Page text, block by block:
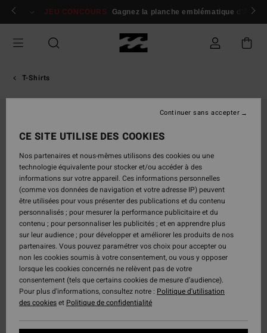
Passer
Se connecter / s'inscrire
JEU CONCOURS Gagnez la planche emblématique d'Andy
T-Shirts
CE SITE UTILISE DES COOKIES
Nos partenaires et nous-mêmes utilisons des cookies ou une
technologie équivalente pour stocker et/ou accéder à des
informations sur votre appareil. Ces informations personnelles
(comme vos données de navigation et votre adresse IP) peuvent
être utilisées pour vous présenter des publications et du contenu
personnalisés ; pour mesurer la performance publicitaire et du
contenu ; pour personnaliser les publicités ; et en apprendre plus
sur leur audience ; pour développer et améliorer les produits de nos
partenaires. Vous pouvez paramétrer vos choix pour accepter ou
non les cookies soumis à votre consentement, ou vous y opposer
lorsque les cookies concernés ne relèvent pas de votre
consentement (tels que certains cookies de mesure d’audience).
Pour plus d'informations, consultez notre : Politique d'utilisation
des cookieset Politique de confidentialité
Continuer sans accepter